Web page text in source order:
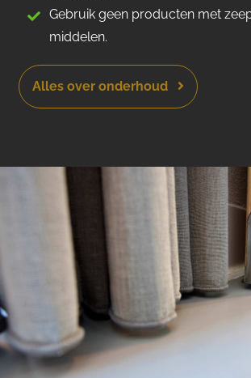
Gebruik geen producten met
middelen.
Alles over onderhoud